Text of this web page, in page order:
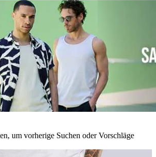
um vorherige Suchen oder Vorschläge